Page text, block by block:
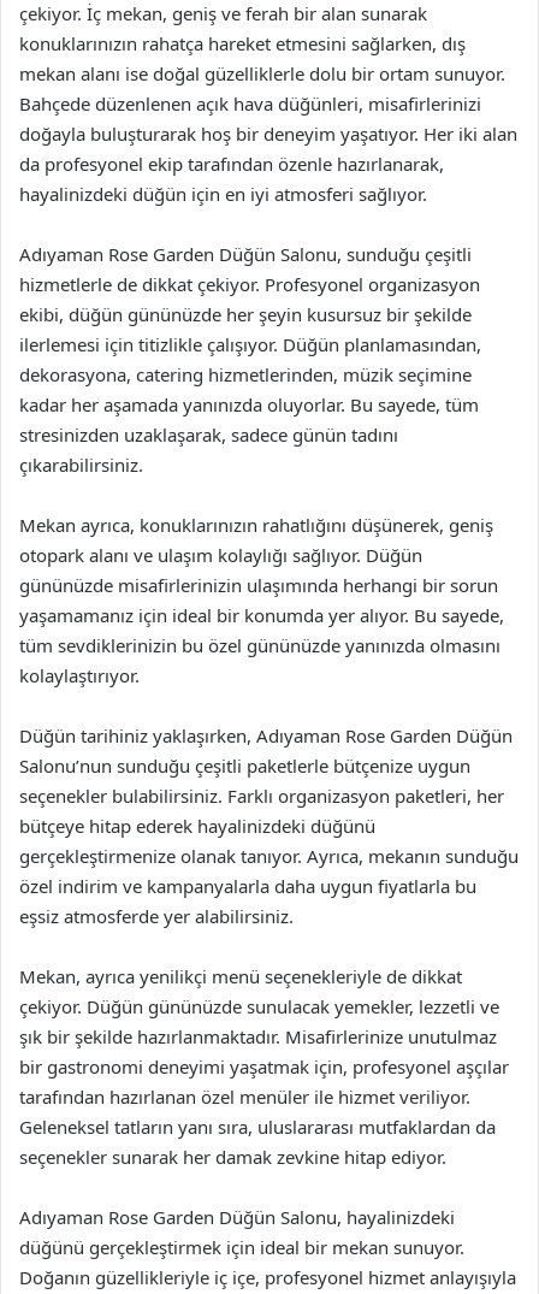
çekiyor. İç mekan, geniş ve ferah bir alan sunarak
konuklarınızın rahatça hareket etmesini sağlarken, dış
mekan alanı ise doğal güzelliklerle dolu bir ortam sunuyor.
Bahçede düzenlenen açık hava düğünleri, misafirlerinizi
doğayla buluşturarak hoş bir deneyim yaşatıyor. Her iki alan
da profesyonel ekip tarafından özenle hazırlanarak,
hayalinizdeki düğün için en iyi atmosferi sağlıyor.
Adıyaman Rose Garden Düğün Salonu, sunduğu çeşitli
hizmetlerle de dikkat çekiyor. Profesyonel organizasyon
ekibi, düğün gününüzde her şeyin kusursuz bir şekilde
ilerlemesi için titizlikle çalışıyor. Düğün planlamasından,
dekorasyona, catering hizmetlerinden, müzik seçimine
kadar her aşamada yanınızda oluyorlar. Bu sayede, tüm
stresinizden uzaklaşarak, sadece günün tadını
çıkarabilirsiniz.
Mekan ayrıca, konuklarınızın rahatlığını düşünerek, geniş
otopark alanı ve ulaşım kolaylığı sağlıyor. Düğün
gününüzde misafirlerinizin ulaşımında herhangi bir sorun
yaşamamanız için ideal bir konumda yer alıyor. Bu sayede,
tüm sevdiklerinizin bu özel gününüzde yanınızda olmasını
kolaylaştırıyor.
Düğün tarihiniz yaklaşırken, Adıyaman Rose Garden Düğün
Salonu’nun sunduğu çeşitli paketlerle bütçenize uygun
seçenekler bulabilirsiniz. Farklı organizasyon paketleri, her
bütçeye hitap ederek hayalinizdeki düğünü
gerçekleştirmenize olanak tanıyor. Ayrıca, mekanın sunduğu
özel indirim ve kampanyalarla daha uygun fiyatlarla bu
eşsiz atmosferde yer alabilirsiniz.
Mekan, ayrıca yenilikçi menü seçenekleriyle de dikkat
çekiyor. Düğün gününüzde sunulacak yemekler, lezzetli ve
şık bir şekilde hazırlanmaktadır. Misafirlerinize unutulmaz
bir gastronomi deneyimi yaşatmak için, profesyonel aşçılar
tarafından hazırlanan özel menüler ile hizmet veriliyor.
Geleneksel tatların yanı sıra, uluslararası mutfaklardan da
seçenekler sunarak her damak zevkine hitap ediyor.
Adıyaman Rose Garden Düğün Salonu, hayalinizdeki
düğünü gerçekleştirmek için ideal bir mekan sunuyor.
Doğanın güzellikleriyle iç içe, profesyonel hizmet anlayışıyla